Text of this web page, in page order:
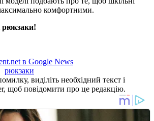
комфортними.
рюкзаки!
в Google News
рюкзаки
виділіть необхідний текст і
щоб повідомити про це редакцію.